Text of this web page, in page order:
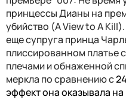
принцессы Дианы на
убийство (A View to A
еще супруга принца
плиссированном платье
плечами и обнаженной
меркла по сравнению с
эффект она оказывала на